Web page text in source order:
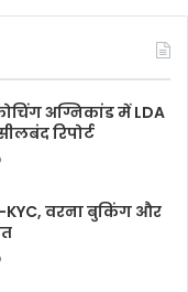
अग्निकांड में LDA
रिपोर्ट
वरना बुकिंग और